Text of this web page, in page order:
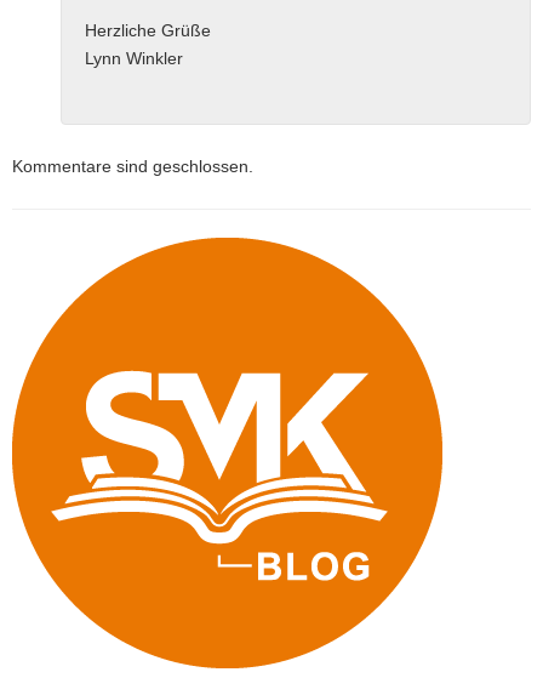
Herzliche Grüße
Lynn Winkler
Kommentare sind geschlossen.